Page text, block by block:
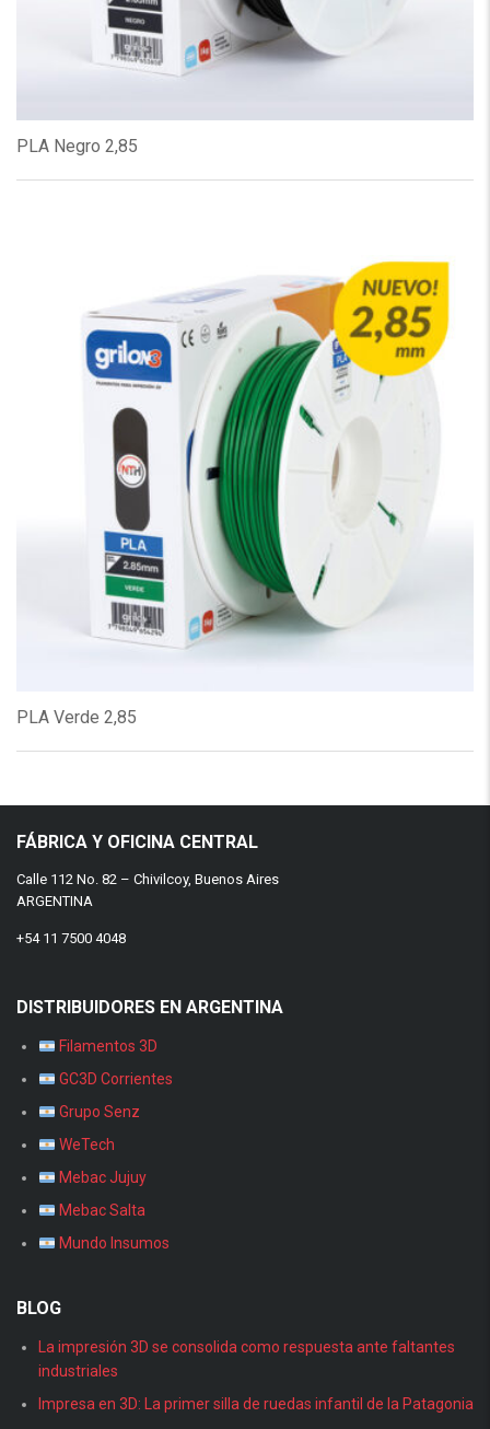
PLA Negro 2,85
PLA Verde 2,85
FÁBRICA Y OFICINA CENTRAL
Calle 112 No. 82 – Chivilcoy, Buenos Aires
ARGENTINA
+54 11 7500 4048
DISTRIBUIDORES EN ARGENTINA
Filamentos 3D
GC3D Corrientes
Grupo Senz
WeTech
Mebac Jujuy
Mebac Salta
Mundo Insumos
BLOG
La impresión 3D se consolida como respuesta ante faltantes
industriales
Impresa en 3D: La primer silla de ruedas infantil de la Patagonia